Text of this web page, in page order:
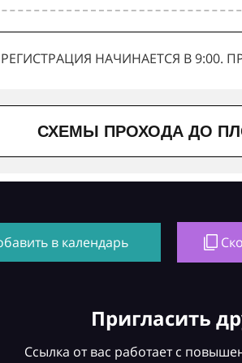
РЕГИСТРАЦИЯ НАЧИНАЕТСЯ В 9:00.
СХЕМЫ ПРОХОДА ДО
в календарь
Пригласить
Ссылка от вас работает с